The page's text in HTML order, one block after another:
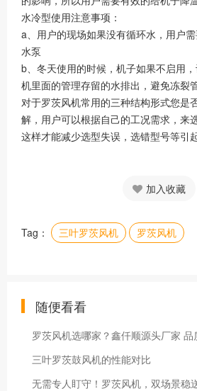
水冷型使用注意事项：
a、用户的现场如果没有循环水，用户
水泵
b、冬天使用的时候，机子如果不启用
机里面的管理存留的水排出，避免冻裂管
对于罗茨风机常用的三种结构形式您是
解，用户可以根据自己的工况需求，来
这样才能减少选型失误，选错型号等引
加入收藏
Tag： 三叶罗茨风机 罗茨风机
随便看看
罗茨风机选哪家？鑫仟顺源头厂家 品
三叶罗茨鼓风机的性能对比
无需专人盯守！罗茨风机，双场景稳